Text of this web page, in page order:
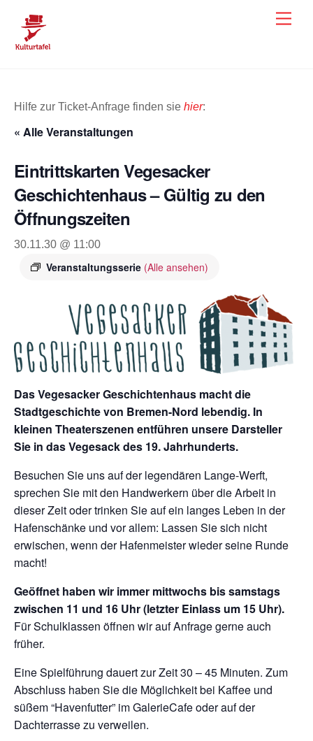
content
Hilfe zur Ticket-Anfrage finden sie hier:
« Alle Veranstaltungen
Eintrittskarten Vegesacker
Geschichtenhaus – Gültig zu den
Öffnungszeiten
30.11.30 @ 11:00
Veranstaltungsserie (Alle ansehen)
Das Vegesacker Geschichtenhaus macht die
Stadtgeschichte von Bremen-Nord lebendig. In
kleinen Theaterszenen entführen unsere Darsteller
Sie in das Vegesack des 19. Jahrhunderts.
Besuchen Sie uns auf der legendären Lange-Werft,
sprechen Sie mit den Handwerkern über die Arbeit in
dieser Zeit oder trinken Sie auf ein langes Leben in der
Hafenschänke und vor allem: Lassen Sie sich nicht
erwischen, wenn der Hafenmeister wieder seine Runde
macht!
Geöffnet haben wir immer mittwochs bis samstags
zwischen 11 und 16 Uhr (letzter Einlass um 15 Uhr).
Für Schulklassen öffnen wir auf Anfrage gerne auch
früher.
Eine Spielführung dauert zur Zeit 30 – 45 Minuten. Zum
Abschluss haben Sie die Möglichkeit bei Kaffee und
süßem “Havenfutter” im GalerieCafe oder auf der
Dachterrasse zu verweilen.